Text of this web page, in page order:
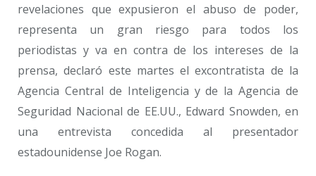
revelaciones que expusieron el abuso de poder,
representa un gran riesgo para todos los
periodistas y va en contra de los intereses de la
prensa, declaró este martes el excontratista de la
Agencia Central de Inteligencia y de la Agencia de
Seguridad Nacional de EE.UU., Edward Snowden, en
una entrevista concedida al presentador
estadounidense Joe Rogan.